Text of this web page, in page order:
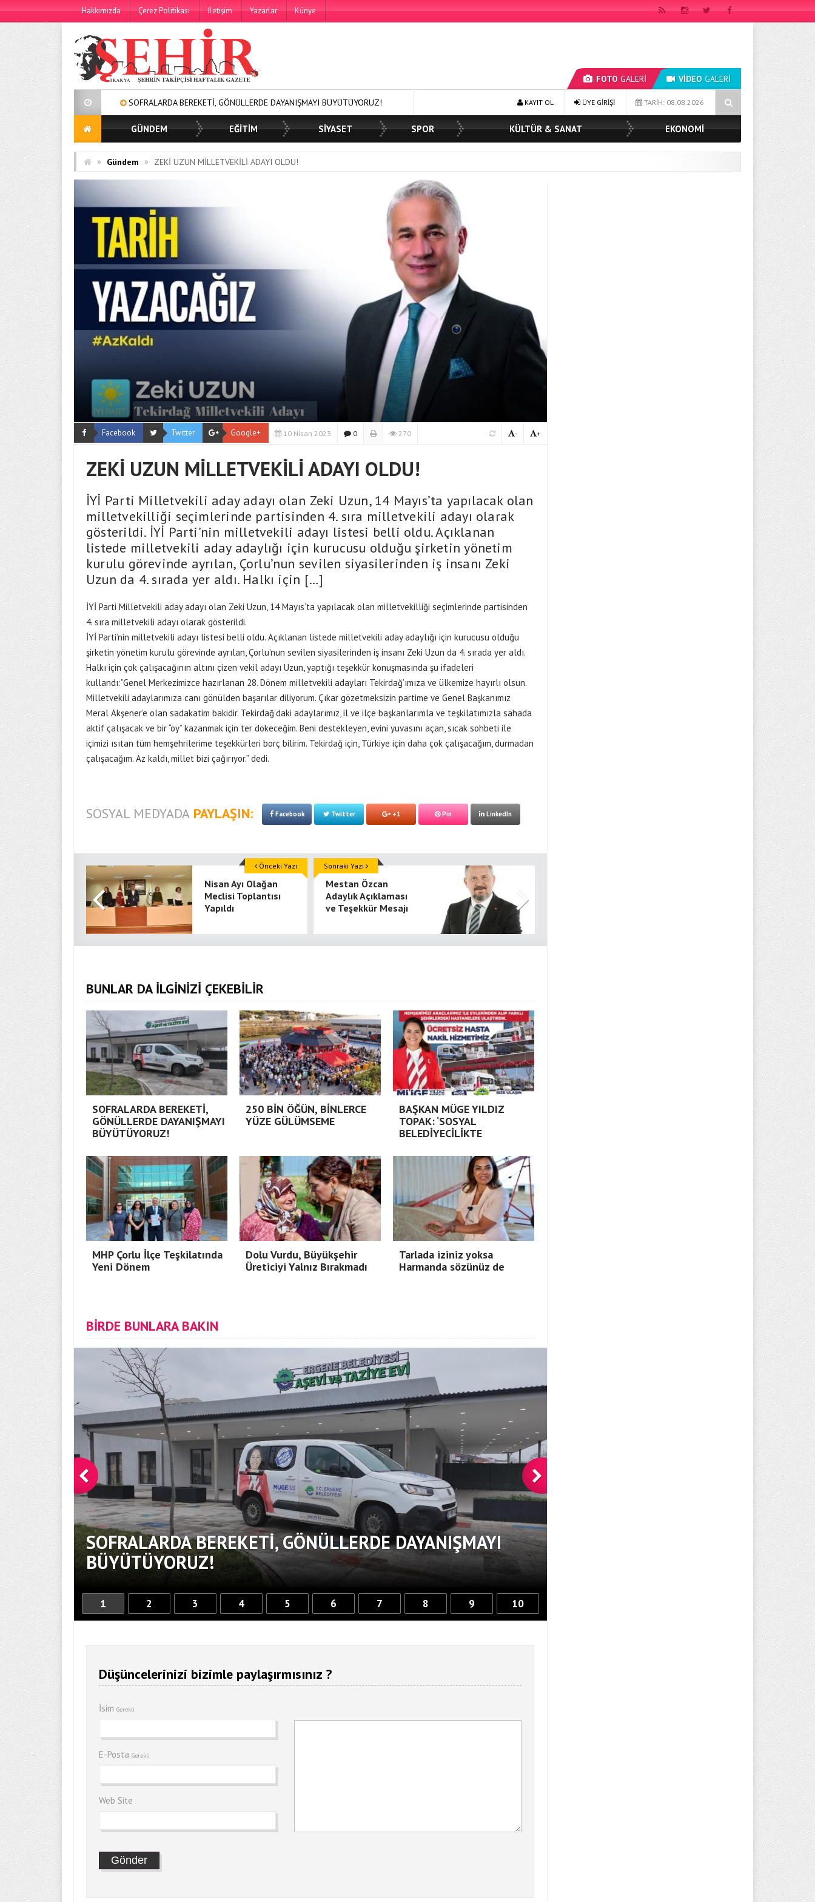
Hakkımızda Çerez Politikası İletişim Yazarlar Künye
FOTO GALERİ VİDEO GALERİ
SOFRALARDA BEREKETİ, GÖNÜLLERDE DAYANIŞMAYI BÜYÜTÜYORUZ! 250 BİN ÖĞÜN, BİNLERCE YÜZE GÜLÜMSEME BAŞKAN MÜGE YILDIZ TOPAK: ‘SOSYAL BELEDİYECİLİKTE HİÇBİR
TARİH: 08.08.2026
ÜYE GİRİŞİ
KAYIT OL
GÜNDEM EĞİTİM SİYASET SPOR KÜLTÜR & SANAT EKONOMİ
» Gündem » ZEKİ UZUN MİLLETVEKİLİ ADAYI OLDU!
Facebook Twitter Google+ 10 Nisan 2023 0 270 +
-
ZEKİ UZUN MİLLETVEKİLİ ADAYI OLDU!
İYİ Parti Milletvekili aday adayı olan Zeki Uzun, 14 Mayıs’ta yapılacak olan
milletvekilliği seçimlerinde partisinden 4. sıra milletvekili adayı olarak
gösterildi. İYİ Parti’nin milletvekili adayı listesi belli oldu. Açıklanan
listede milletvekili aday adaylığı için kurucusu olduğu şirketin yönetim
kurulu görevinde ayrılan, Çorlu’nun sevilen siyasilerinden iş insanı Zeki
Uzun da 4. sırada yer aldı. Halkı için […]
İYİ Parti Milletvekili aday adayı olan Zeki Uzun, 14 Mayıs’ta yapılacak olan milletvekilliği seçimlerinde partisinden
4. sıra milletvekili adayı olarak gösterildi.
İYİ Parti’nin milletvekili adayı listesi belli oldu. Açıklanan listede milletvekili aday adaylığı için kurucusu olduğu
şirketin yönetim kurulu görevinde ayrılan, Çorlu’nun sevilen siyasilerinden iş insanı Zeki Uzun da 4. sırada yer aldı.
Halkı için çok çalışacağının altını çizen vekil adayı Uzun, yaptığı teşekkür konuşmasında şu ifadeleri
kullandı:”Genel Merkezimizce hazırlanan 28. Dönem milletvekili adayları Tekirdağ’ımıza ve ülkemize hayırlı olsun.
Milletvekili adaylarımıza canı gönülden başarılar diliyorum. Çıkar gözetmeksizin partime ve Genel Başkanımız
Meral Akşener’e olan sadakatim bakidir. Tekirdağ’daki adaylarımız, il ve ilçe başkanlarımla ve teşkilatımızla sahada
aktif çalışacak ve bir “oy” kazanmak için ter dökeceğim. Beni destekleyen, evini yuvasını açan, sıcak sohbeti ile
içimizi ısıtan tüm hemşehrilerime teşekkürleri borç bilirim. Tekirdağ için, Türkiye için daha çok çalışacağım, durmadan
çalışacağım. Az kaldı, millet bizi çağırıyor.” dedi.
SOSYAL MEDYADA PAYLAŞIN: Facebook Twitter +1 Pin LinkedIn
Nisan Ayı Olağan
Meclisi Toplantısı
Yapıldı
Önceki Yazı
Mestan Özcan
Adaylık Açıklaması
ve Teşekkür Mesajı
Sonraki Yazı
BUNLAR DA İLGİNİZİ ÇEKEBİLİR
SOFRALARDA BEREKETİ,
GÖNÜLLERDE DAYANIŞMAYI
BÜYÜTÜYORUZ!
250 BİN ÖĞÜN, BİNLERCE
YÜZE GÜLÜMSEME
BAŞKAN MÜGE YILDIZ
TOPAK: ‘SOSYAL
BELEDİYECİLİKTE
MHP Çorlu İlçe Teşkilatında
Yeni Dönem
Dolu Vurdu, Büyükşehir
Üreticiyi Yalnız Bırakmadı
Tarlada iziniz yoksa
Harmanda sözünüz de
BİRDE BUNLARA BAKIN
SOFRALARDA BEREKETİ, GÖNÜLLERDE DAYANIŞMAYI
BÜYÜTÜYORUZ!
250 BİN ÖĞÜN, BİNLERCE
1 2 3 4 5 6 7 8 9 10
Düşüncelerinizi bizimle paylaşırmısınız ?
İsim Gerekli
E-Posta Gerekli
Web Site